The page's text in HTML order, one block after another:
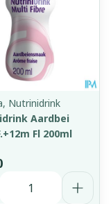
Nutrinidrink
Aardbei
Fl 200ml